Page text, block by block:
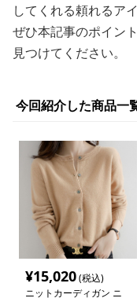
してくれる頼れるア
ぜひ本記事のポイン
見つけてください。
今回紹介した商品一
¥15,020(税込)
ニットカーディガン ニ